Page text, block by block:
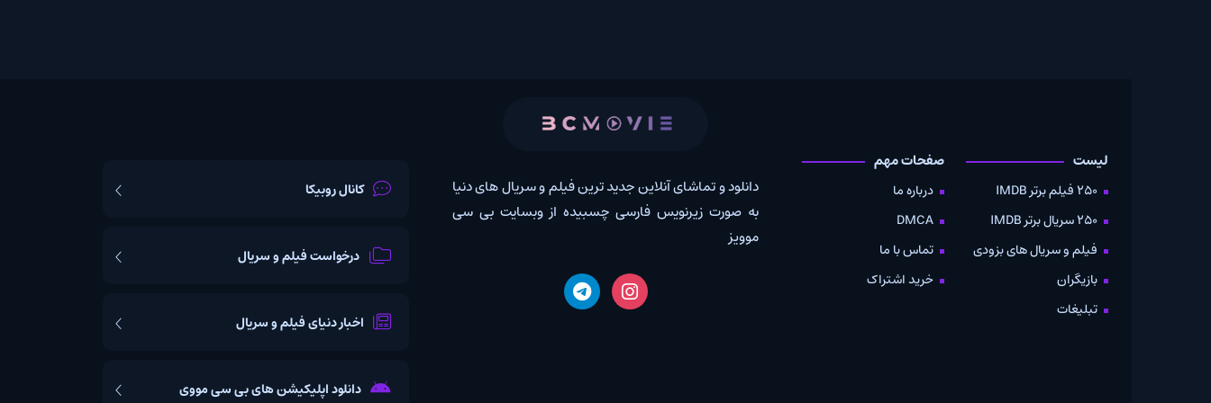
فیلم و سریال های بزودی
صفحات مهم
درباره ما
DMCA
تماس با ما
دانلود و تماشای آنلاین جدید ترین فیلم و سریال های دنیا
به صورت زیرنویس فارسی چسبیده از وبسایت بی سی
کانال روبیکا
درخواست فیلم و سریال
اخبار دنیای فیلم و سریال
دانلود اپلیکیشن های بی سی مووی